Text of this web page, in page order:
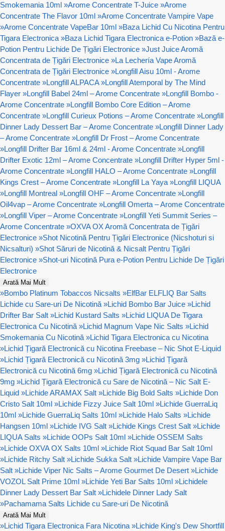
Smokemania 10ml »Arome Concentrate T-Juice »Arome
Concentrate The Flavor 10ml »Arome Concentrate Vampire Vape
»Arome Concentrate VapeBar 10ml »Baza Lichid Cu Nicotina Pentru
Tigara Electronica »Baza Lichid Tigara Electronica e-Potion »Bază e-
Potion Pentru Lichide De Țigări Electronice »Just Juice Aromă
Concentrata de Țigări Electronice »La Lechería Vape Aromă
Concentrata de Țigări Electronice »Longfill Aisu 10ml - Arome
Concentrate »Longfill ALPACA »Longfill Atemporal by The Mind
Flayer »Longfill Babel 24ml – Arome Concentrate »Longfill Bombo -
Arome Concentrate »Longfill Bombo Core Edition – Arome
Concentrate »Longfill Curieux Potions – Arome Concentrate »Longfill
Dinner Lady Dessert Bar – Arome Concentrate »Longfill Dinner Lady
– Arome Concentrate »Longfill Dr Frost – Arome Concentrate
»Longfill Drifter Bar 16ml & 24ml - Arome Concentrate »Longfill
Drifter Exotic 12ml – Arome Concentrate »Longfill Drifter Hyper 5ml -
Arome Concentrate »Longfill HALO – Arome Concentrate »Longfill
Kings Crest – Arome Concentrate »Longfill La Yaya »Longfill LIQUA
»Longfill Montreal »Longfill OHF – Arome Concentrate »Longfill
Oil4vap – Arome Concentrate »Longfill Omerta – Arome Concentrate
»Longfill Viper – Arome Concentrate »Longfill Yeti Summit Series –
Arome Concentrate »OXVA OX Aromă Concentrata de Țigări
Electronice »Shot Nicotină Pentru Țigări Electronice (Nicshoturi si
Nicsalturi) »Shot Săruri de Nicotină & Nicsalt Pentru Țigări
Electronice »Shot-uri Nicotină Pura e-Potion Pentru Lichide De Țigări
Electronice
Arată Mai Mult
»Bombo Platinum Tobaccos Nicsalts »ElfBar ELFLIQ Bar Salts
Lichide cu Sare-uri De Nicotină »Lichid Bombo Bar Juice »Lichid
Drifter Bar Salt »Lichid Kustard Salts »Lichid LIQUA De Tigara
Electronica Cu Nicotină »Lichid Magnum Vape Nic Salts »Lichid
Smokemania Cu Nicotină »Lichid Tigara Electronica cu Nicotina
»Lichid Țigară Electronică cu Nicotina Freebase – Nic Shot E-Liquid
»Lichid Țigară Electronică cu Nicotină 3mg »Lichid Țigară
Electronică cu Nicotină 6mg »Lichid Țigară Electronică cu Nicotină
9mg »Lichid Țigară Electronică cu Sare de Nicotină – Nic Salt E-
Liquid »Lichide ARAMAX Salt »Lichide Big Bold Salts »Lichide Don
Cristo Salt 10ml »Lichide Fizzy Juice Salt 10ml »Lichide GuerraLiq
10ml »Lichide GuerraLiq Salts 10ml »Lichide Halo Salts »Lichide
Hangsen 10ml »Lichide IVG Salt »Lichide Kings Crest Salt »Lichide
LIQUA Salts »Lichide OOPs Salt 10ml »Lichide OSSEM Salts
»Lichide OXVA OX Salts 10ml »Lichide Riot Squad Bar Salt 10ml
»Lichide Ritchy Salt »Lichide Sukka Salt »Lichide Vampire Vape Bar
Salt »Lichide Viper Nic Salts – Arome Gourmet De Desert »Lichide
VOZOL Salt Prime 10ml »Lichide Yeti Bar Salts 10ml »Lichidele
Dinner Lady Dessert Bar Salt »Lichidele Dinner Lady Salt
»Pachamama Salts Lichide cu Sare-uri De Nicotină
Arată Mai Mult
»Lichid Tigara Electronica Fara Nicotina »Lichide King's Dew Shortfill